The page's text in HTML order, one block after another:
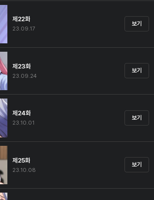
제22화
23.09.17
보기
제23화
23.09.24
보기
제24화
23.10.01
보기
제25화
23.10.08
보기